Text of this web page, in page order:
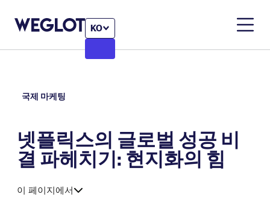
KO
국제 마케팅
넷플릭스의 글로벌 성공 비
결 파헤치기: 현지화의 힘
이 페이지에서